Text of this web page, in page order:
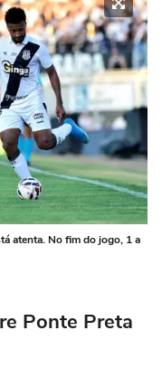
atenta. No fim do jogo, 1 a
Ponte Preta